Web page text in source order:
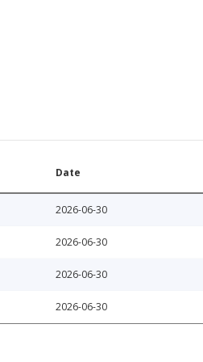
Date
2026-06-30
2026-06-30
2026-06-30
2026-06-30